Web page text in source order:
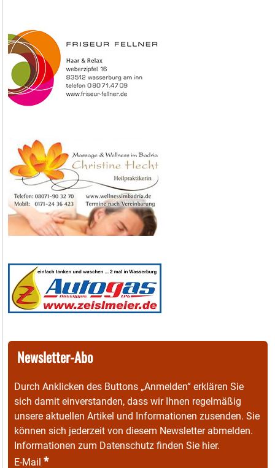
Newsletter-Abo
Durch Anklicken des Buttons „Anmelden“ erklären Sie
sich damit einverstanden, dass wir Ihnen regelmäßig
unsere aktuellen Artikel und Informationen zusenden. Sie
können sich jederzeit von diesem Newsletter abmelden.
Informationen zum Datenschutz finden Sie hier.
E-Mail *